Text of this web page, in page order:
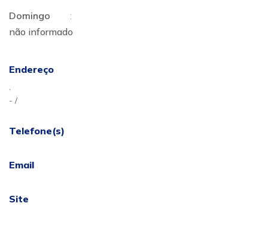
Domingo
:
não informado
Endereço
,
- /
Telefone(s)
Email
Site